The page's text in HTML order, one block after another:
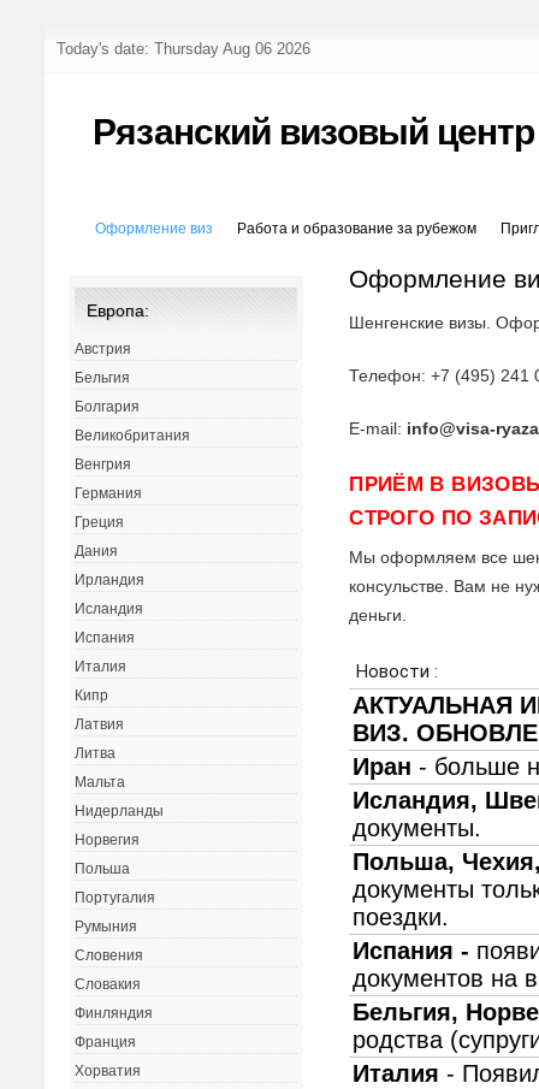
Today's date: Thursday Aug 06 2026
Рязанский визовый центр
Оформление виз Работа и образование за рубежом
Оформление
Шенгенские визы.
Телефон: +7 (495) 241
E-mail: info@visa-
ПРИЁМ В
СТРОГО ПО
Мы оформляем все
консульстве. Вам не
деньги.
Европа:
Австрия
Бельгия
Болгария
Великобритания
Венгрия
Германия
Греция
Дания
Ирландия
Исландия
Испания
Италия
Кипр
Латвия
Литва
Мальта
Нидерланды
Норвегия
Польша
Португалия
Румыния
Словения
Словакия
Финляндия
Франция
Хорватия